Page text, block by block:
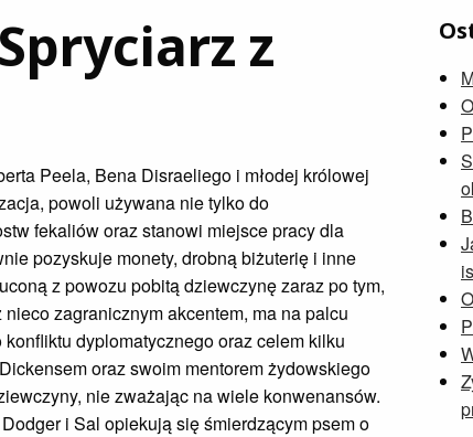
z
Peela, Bena Disraeliego i młodej królowej
powoli używana nie tylko do
fekaliów oraz stanowi miejsce pracy dla
pozyskuje monety, drobną biżuterię i inne
z powozu pobitą dziewczynę zaraz po tym,
zagranicznym akcentem, ma na palcu
dyplomatycznego oraz celem kilku
oraz swoim mentorem żydowskiego
nie zważając na wiele konwenansów.
i Sal opiekują się śmierdzącym psem o